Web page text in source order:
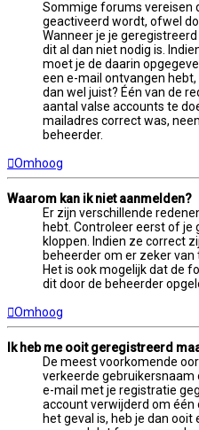
Sommige forums vereisen
geactiveerd wordt, ofwel
Wanneer je je
dit al dan niet nodig is.
moet je de daarin
een e-mail ontvangen
dan wel juist? Één van de
aantal valse accounts te
mailadres correct was,
beheerder.
Omhoog
Waarom kan ik niet aanmelden?
Er zijn verschillende
hebt. Controleer eerst of
kloppen. Indien ze correct
beheerder om er zeker
Het is ook mogelijk dat de
dit door de beheerder
Omhoog
Ik heb me ooit geregistreerd
De meest voorkomende
verkeerde
e-mail met je registratie
account verwijderd om
het geval is, heb je dan